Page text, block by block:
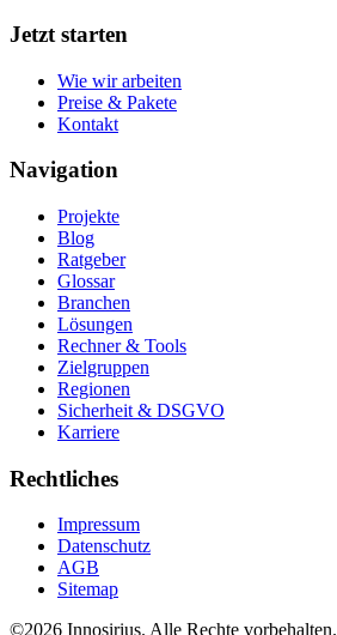
Jetzt starten
Wie wir arbeiten
Preise & Pakete
Kontakt
Navigation
Projekte
Blog
Ratgeber
Glossar
Branchen
Lösungen
Rechner & Tools
Zielgruppen
Regionen
Sicherheit & DSGVO
Karriere
Rechtliches
Impressum
Datenschutz
AGB
Sitemap
©2026 Innosirius. Alle Rechte vorbehalten.